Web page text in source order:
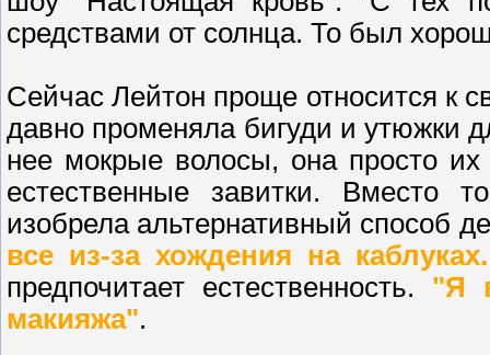
средствами от солнца. То был
Сейчас Лейтон проще относится к
давно променяла бигуди и утюжки
нее мокрые волосы, она просто
естественные завитки. Вместо
изобрела альтернативный способ
все из-за хождения на
предпочитает естественность. "Я
макияжа".